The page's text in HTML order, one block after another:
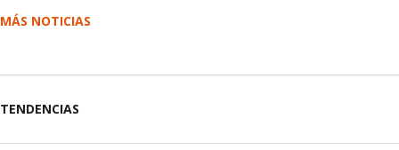
MÁS NOTICIAS
TENDENCIAS